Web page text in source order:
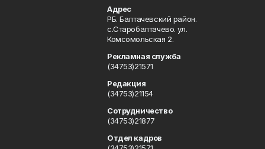
Адрес
РБ. Балтачевский район.
с.Старобалтачево. ул.
Комсомольская 2.
Рекламная служба
(34753)21571
Редакция
(34753)21154
Сотрудничество
(34753)21877
Отдел кадров